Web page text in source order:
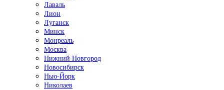
Лаваль
Лион
Луганск
Минск
Монреаль
Москва
Нижний Новгород
Новосибирск
Нью-Йорк
Николаев